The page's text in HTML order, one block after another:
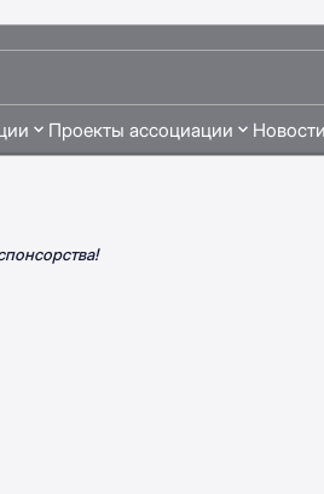
Проекты ассоциации Новости